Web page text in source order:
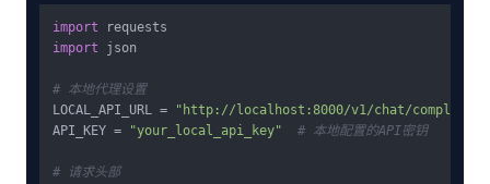
import
import json
# 本地代理设置
LOCAL_API_URL =
"http://localhost:8000/v1/chat/
API_KEY =
"your_local_api_key" # 本地配置的API密钥
# 请求头部